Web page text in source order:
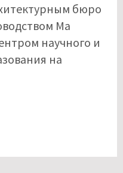
бюро
Ма
научного и
на